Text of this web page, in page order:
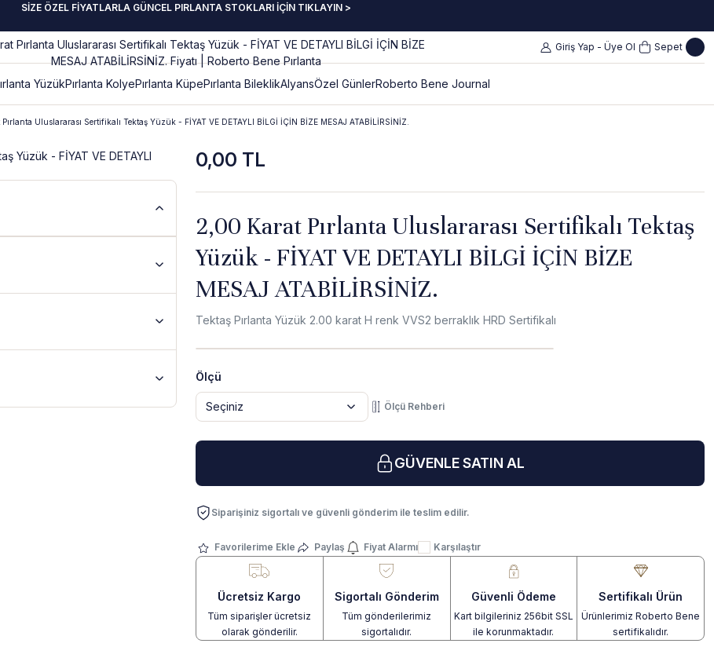
SİZE ÖZEL FİYATLARLA GÜNCEL PIRLANTA STOKLARI İÇİN TIKLAYIN >
Giriş Yap - Üye Ol Sepet
YüzükPırlanta KolyePırlanta KüpePırlanta BileklikAlyansÖzel GünlerRoberto Bene Journal
Uluslararası Sertifikalı Tektaş Yüzük - FİYAT VE DETAYLI BİLGİ İÇİN BİZE MESAJ ATABİLİRSİNİZ.
0,00 TL
2,00 Karat Pırlanta Uluslararası Sertifikalı Tektaş
Yüzük - FİYAT VE DETAYLI BİLGİ İÇİN BİZE
MESAJ ATABİLİRSİNİZ.
Tektaş Pırlanta Yüzük 2.00 karat H renk VVS2 berraklık HRD Sertifikalı
Ölçü
Ölçü Rehberi
GÜVENLE SATIN AL
Siparişiniz sigortalı ve güvenli gönderim ile teslim edilir.
Paylaş Fiyat Alarmı Karşılaştır
Ücretsiz Kargo
Tüm siparişler ücretsiz
olarak gönderilir.
Sigortalı Gönderim
Tüm gönderilerimiz
sigortalıdır.
Güvenli Ödeme
Kart bilgileriniz 256bit SSL
ile korunmaktadır.
Sertifikalı Ürün
Ürünlerimiz Roberto Bene
sertifikalıdır.